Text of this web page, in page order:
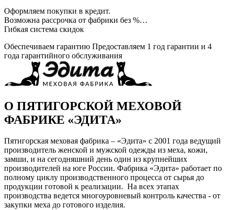
Оформляем покупки в кредит.
Возможна рассрочка от фабрики без %…
Гибкая система скидок
Обеспечиваем гарантию Предоставляем 1 год гарантии и 4
года гарантийного обслуживания
О ПЯТИГОРСКОЙ МЕХОВОЙ
ФАБРИКЕ «ЭДИТА»
Пятигорская меховая фабрика – «Эдита» с 2001 года ведущий
производитель женской и мужской одежды из меха, кожи,
замши, и на сегодняшний день один из крупнейших
производителей на юге России. Фабрика «Эдита» работает по
полному циклу производственного процесса от сырья до
продукции готовой к реализации. На всех этапах
производства ведется многоуровневый контроль качества - от
закупки меха до готового изделия.